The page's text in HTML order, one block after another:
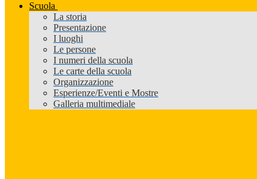
Scuola
La storia
Presentazione
I luoghi
Le persone
I numeri della scuola
Le carte della scuola
Organizzazione
Esperienze/Eventi e Mostre
Galleria multimediale